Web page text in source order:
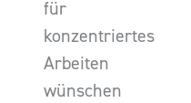
für
konzentriertes
Arbeiten
wünschen